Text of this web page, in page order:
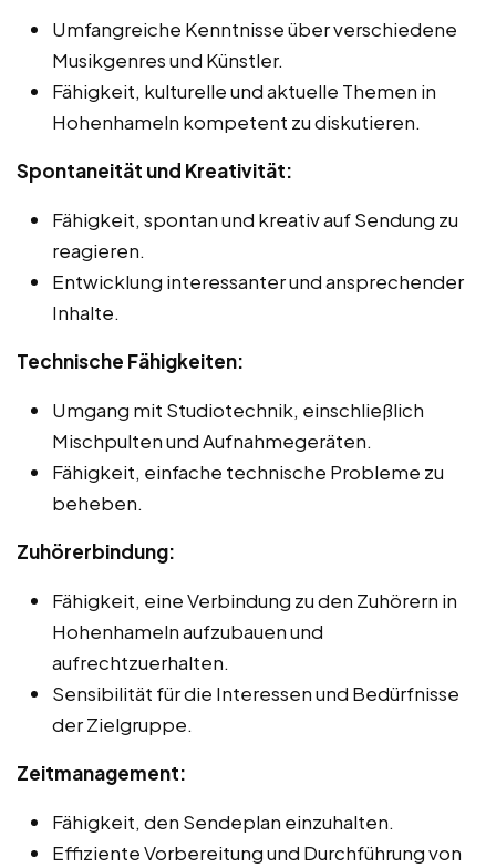
Umfangreiche Kenntnisse über verschiedene
Musikgenres und Künstler.
Fähigkeit, kulturelle und aktuelle Themen in
Hohenhameln kompetent zu diskutieren.
Spontaneität und Kreativität:
Fähigkeit, spontan und kreativ auf Sendung zu
reagieren.
Entwicklung interessanter und ansprechender
Inhalte.
Technische Fähigkeiten:
Umgang mit Studiotechnik, einschließlich
Mischpulten und Aufnahmegeräten.
Fähigkeit, einfache technische Probleme zu
beheben.
Zuhörerbindung:
Fähigkeit, eine Verbindung zu den Zuhörern in
Hohenhameln aufzubauen und
aufrechtzuerhalten.
Sensibilität für die Interessen und Bedürfnisse
der Zielgruppe.
Zeitmanagement:
Fähigkeit, den Sendeplan einzuhalten.
Effiziente Vorbereitung und Durchführung von